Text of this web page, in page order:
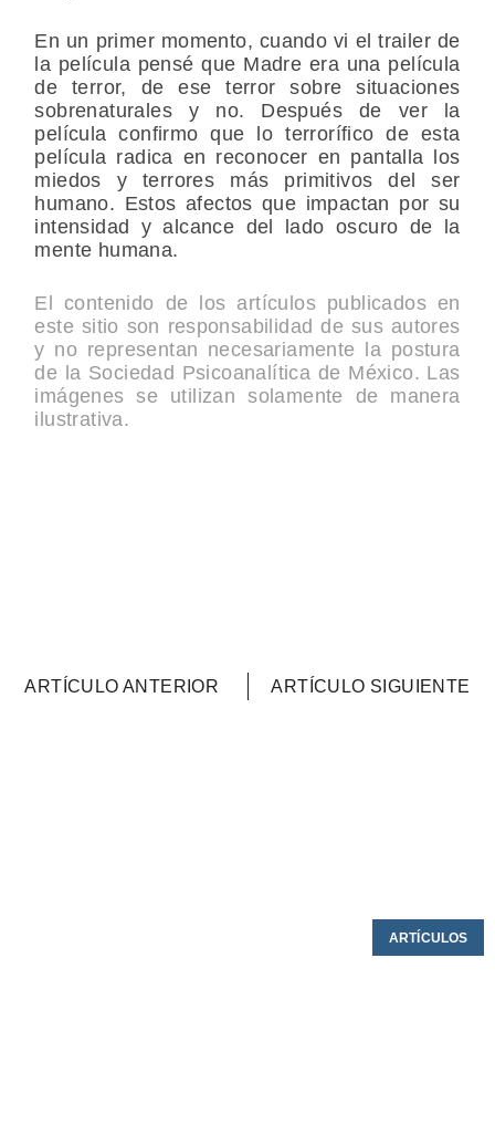
En un primer momento, cuando vi el trailer de
la película pensé que Madre era una película
de terror, de ese terror sobre situaciones
sobrenaturales y no. Después de ver la
película confirmo que lo terrorífico de esta
película radica en reconocer en pantalla los
miedos y terrores más primitivos del ser
humano. Estos afectos que impactan por su
intensidad y alcance del lado oscuro de la
mente humana.
El contenido de los artículos publicados en
este sitio son responsabilidad de sus autores
y no representan necesariamente la postura
de la Sociedad Psicoanalítica de México. Las
imágenes se utilizan solamente de manera
ilustrativa.
ARTÍCULO ANTERIOR ARTÍCULO SIGUIENTE
ARTÍCULOS